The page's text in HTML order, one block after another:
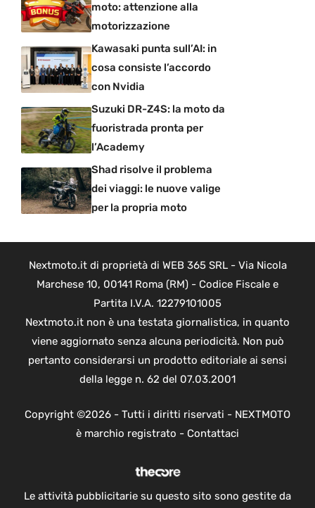
moto: attenzione alla
motorizzazione
Kawasaki punta sull’AI: in
cosa consiste l’accordo
con Nvidia
Suzuki DR-Z4S: la moto da
fuoristrada pronta per
l’Academy
Shad risolve il problema
dei viaggi: le nuove valige
per la propria moto
Nextmoto.it di proprietà di WEB 365 SRL - Via Nicola
Marchese 10, 00141 Roma (RM) - Codice Fiscale e
Partita I.V.A. 12279101005
Nextmoto.it non è una testata giornalistica, in quanto
viene aggiornato senza alcuna periodicità. Non può
pertanto considerarsi un prodotto editoriale ai sensi
della legge n. 62 del 07.03.2001
Copyright ©2026 - Tutti i diritti riservati - NEXTMOTO
è marchio registrato - Contattaci
Le attività pubblicitarie su questo sito sono gestite da